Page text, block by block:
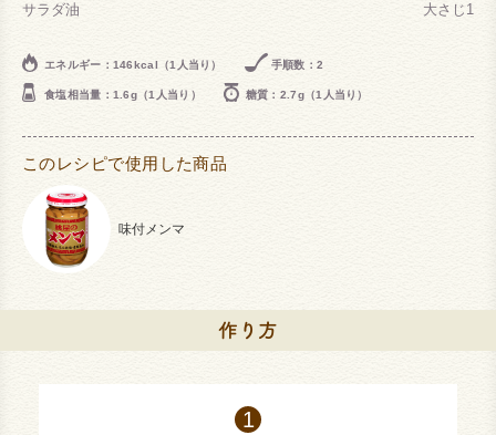
サラダ油
大さじ1
エネルギー：146kcal（1人当り） 手順数：2
食塩相当量：1.6g（1人当り） 糖質：2.7g（1人当り）
このレシピで使用した商品
味付メンマ